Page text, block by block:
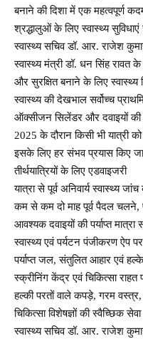
बनाने की दिशा में एक महत्वपूर्ण
श्रद्धालुओं के लिए स्वास्थ्य सुविधाएं
स्वास्थ्य सचिव डॉ. आर. राजेश
स्वास्थ्य मंत्री डॉ. धन सिंह रावत के
और सुरक्षित बनाने के लिए स्वास्थ्य
स्वास्थ्य की देखभाल सर्वोच्च
ऑक्सीजन सिलेंडर और दवाइयों की
2025 के दौरान किसी भी यात्री
इसके लिए हर संभव प्रयास किए
तीर्थयात्रियों के लिए एडवाइजरी
यात्रा से पूर्व अनिवार्य स्वास्थ्य
कम से कम दो माह पूर्व पैदल चलने,
आवश्यक दवाइयों की पर्याप्त
स्वास्थ्य एवं पर्यटन पंजीकरण ऐप
पर्याप्त जल, संतुलित आहार एवं
स्क्रीनिंग केंद्र एवं चिकित्सा राहत
हल्की परतों वाले कपड़े, गरम
चिकित्सा विशेषज्ञों की स्वैच्छिक सेवा
स्वास्थ्य सचिव डॉ. आर. राजेश